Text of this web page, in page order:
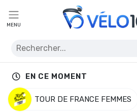
MENU
EN CE MOMENT
TOUR DE FRANCE FEMMES